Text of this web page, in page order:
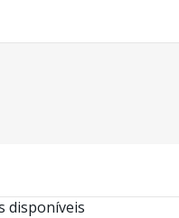
disponíveis